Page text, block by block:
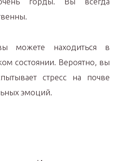
можете находиться в
состоянии. Вероятно, вы
стресс на почве
эмоций.